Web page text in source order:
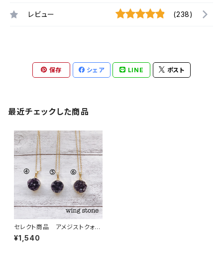
レビュー (238)
保存 シェア LINE ポスト
最近チェックした商品
セレクト商品 アメジストクォー
ツ ペンダントトップ④⑤⑥ チ
ェーン付き
¥1,540